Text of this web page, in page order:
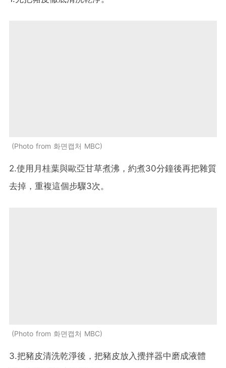
Photo from 화면캡처 MBC
2.使用月桂葉與歐亞甘草煮沸，約煮30分鐘後再把雜質
去掉，重複這個步驟3次。
Photo from 화면캡처 MBC
3.把豬皮清洗乾淨後，把豬皮放入攪拌器中磨成液體